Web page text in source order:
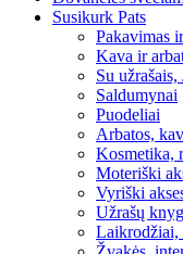
Susikurk Pats
Pakavimas
Kava ir
Su užrašais,
Saldumynai
Puodeliai
Arbatos,
Kosmetika,
Moteriški
Vyriški
Užrašų
Laikrodžiai,